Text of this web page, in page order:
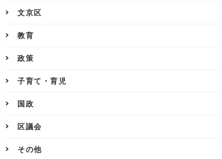
文京区
教育
政策
子育て・育児
国政
区議会
その他